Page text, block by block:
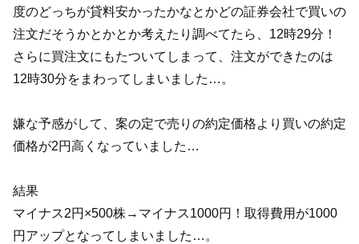
度のどっちが貸料安かったかなとかどの証券会社で買いの
注文だそうかとかとか考えたり調べてたら、12時29分！
さらに買注文にもたついてしまって、注文ができたのは
12時30分をまわってしまいました…。
嫌な予感がして、案の定で売りの約定価格より買いの約定
価格が2円高くなっていました…
結果
マイナス2円×500株→マイナス1000円！取得費用が1000
円アップとなってしまいました…。